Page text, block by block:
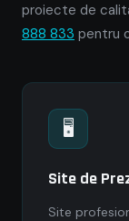
proiecte de
888 833 pentru
🖥
Site de
Site